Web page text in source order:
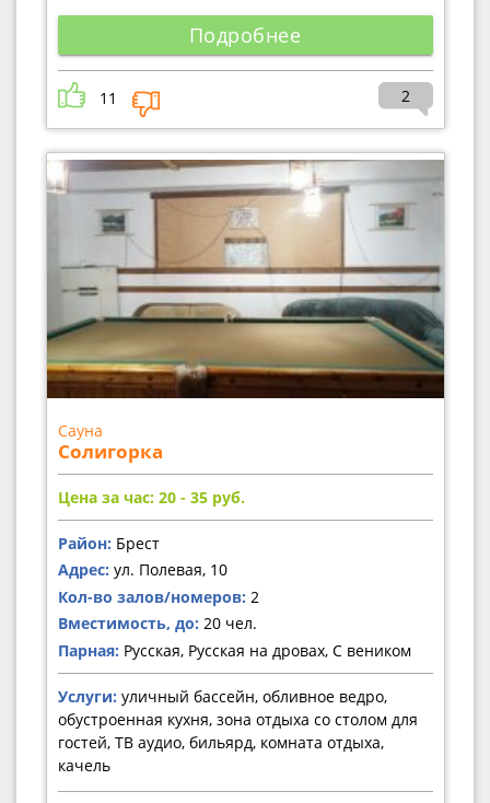
Подробнее
11 2
Сауна
Солигорка
Цена за час: 20 - 35 руб.
Район: Брест
Адрес: ул. Полевая, 10
Кол-во залов/номеров: 2
Вместимость, до: 20 чел.
Парная: Русская, Русская на дровах, С веником
Услуги: уличный бассейн, обливное ведро,
обустроенная кухня, зона отдыха со столом для
гостей, ТВ аудио, бильярд, комната отдыха,
качель